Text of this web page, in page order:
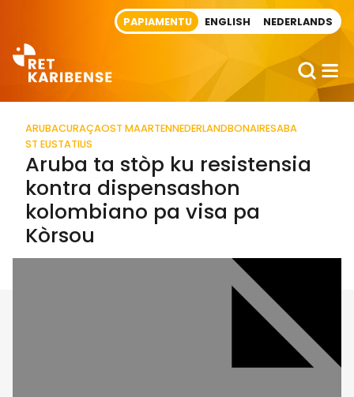
PAPIAMENTU ENGLISH NEDERLANDS
ARUBACURAÇAOST MAARTENNEDERLANDBONAIRESABA
ST EUSTATIUS
Aruba ta stòp ku resistensia
kontra dispensashon
kolombiano pa visa pa
Kòrsou